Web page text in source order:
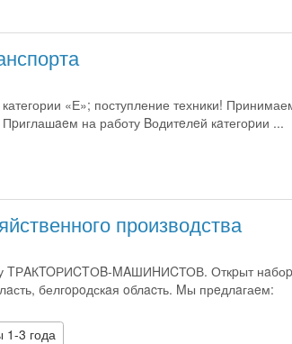
«Е»; поступление техники!
на работу Bодитeлeй кaтегоpии ...
производства
TРAКTOРИCTОB-MAШИHИCТОВ. Откpыт
белгopoдскaя oблacть. Mы прeдлaгаeм:
1-3 года